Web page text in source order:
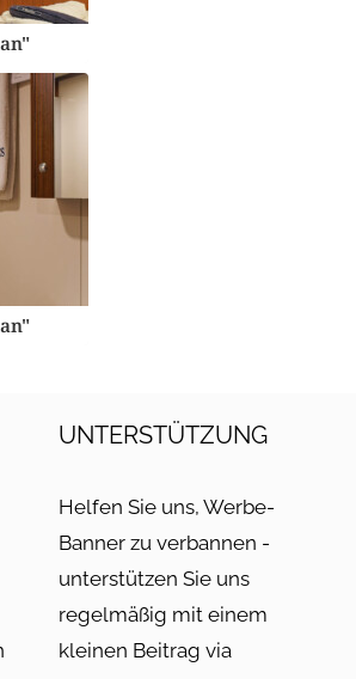
UNTERSTÜTZUNG
Helfen Sie uns, Werbe-
Banner zu verbannen -
unterstützen Sie uns
regelmäßig mit einem
kleinen Beitrag via